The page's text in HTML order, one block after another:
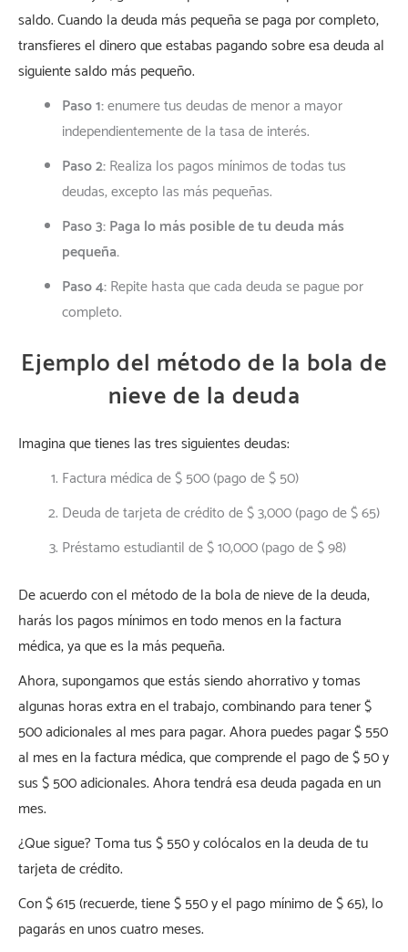
saldo. Cuando la deuda más pequeña se paga por completo,
transfieres el dinero que estabas pagando sobre esa deuda al
siguiente saldo más pequeño.
Paso 1:enumere tus deudas de menor a mayor
independientemente de la tasa de interés.
Paso 2:Realiza los pagos mínimos de todas tus
deudas, excepto las más pequeñas.
Paso 3: Paga lo más posible de tu deuda más
pequeña.
Paso 4:Repite hasta que cada deuda se pague por
completo.
Ejemplo del método de la bola de
nieve de la deuda
Imagina que tienes las tres siguientes deudas:
Factura médica de $ 500 (pago de $ 50)
Deuda de tarjeta de crédito de $ 3,000 (pago de $ 65)
Préstamo estudiantil de $ 10,000 (pago de $ 98)
De acuerdo con el método de la bola de nieve de la deuda,
harás los pagos mínimos en todo menos en la factura
médica, ya que es la más pequeña.
Ahora, supongamos que estás siendo ahorrativo y tomas
algunas horas extra en el trabajo, combinando para tener $
500 adicionales al mes para pagar. Ahora puedes pagar $ 550
al mes en la factura médica, que comprende el pago de $ 50 y
sus $ 500 adicionales. Ahora tendrá esa deuda pagada en un
mes.
¿Que sigue? Toma tus $ 550 y colócalos en la deuda de tu
tarjeta de crédito.
Con $ 615 (recuerde, tiene $ 550 y el pago mínimo de $ 65), lo
pagarás en unos cuatro meses.